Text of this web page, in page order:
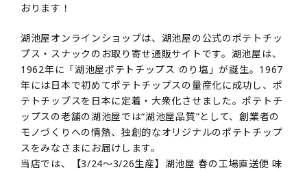
おります！
湖池屋オンラインショップは、湖池屋の公式のポテトチッ
プス・スナックのお取り寄せ通販サイトです。湖池屋は、
1962年に「湖池屋ポテトチップス のり塩」が誕生。1967
年には日本で初めてポテトチップスの量産化に成功し、ポ
テトチップスを日本に定着・大衆化させました。ポテトチ
ップスの老舗の湖池屋では“湖池屋品質”として、創業者の
モノづくりへの情熱、独創的なオリジナルのポテトチップ
スをみなさまにお届けします。
当店では、【3/24～3/26生産】湖池屋 春の工場直送便 味